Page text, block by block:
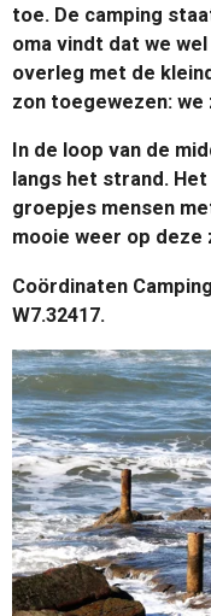
toe. De camping
oma vindt dat we
overleg met de
zon toegewezen:
In de loop van de
langs het strand.
groepjes mensen
mooie weer op deze
Coördinaten
W7.32417.